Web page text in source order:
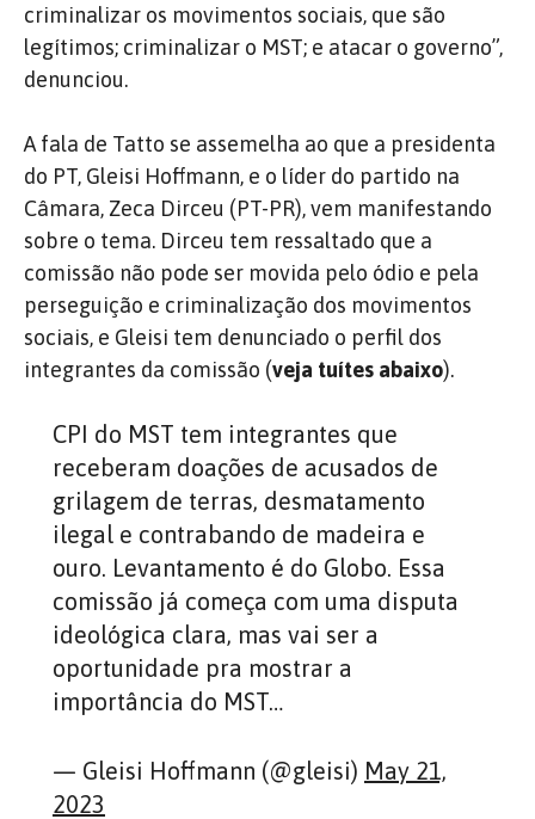
criminalizar os movimentos sociais, que são
legítimos; criminalizar o MST; e atacar o governo”,
denunciou.
A fala de Tatto se assemelha ao que a presidenta
do PT, Gleisi Hoffmann, e o líder do partido na
Câmara, Zeca Dirceu (PT-PR), vem manifestando
sobre o tema. Dirceu tem ressaltado que a
comissão não pode ser movida pelo ódio e pela
perseguição e criminalização dos movimentos
sociais, e Gleisi tem denunciado o perfil dos
integrantes da comissão (veja tuítes abaixo).
CPI do MST tem integrantes que
receberam doações de acusados de
grilagem de terras, desmatamento
ilegal e contrabando de madeira e
ouro. Levantamento é do Globo. Essa
comissão já começa com uma disputa
ideológica clara, mas vai ser a
oportunidade pra mostrar a
importância do MST…
— Gleisi Hoffmann (@gleisi) May 21,
2023